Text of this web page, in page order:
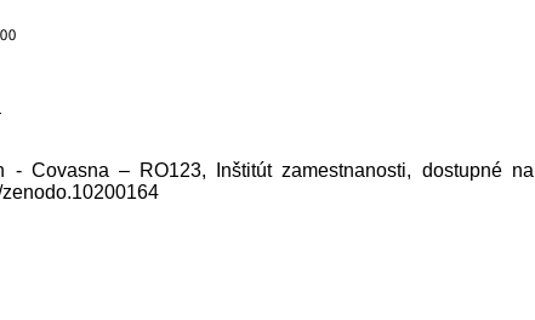
Covasna – RO123, Inštitút zamestnanosti, dostupné na